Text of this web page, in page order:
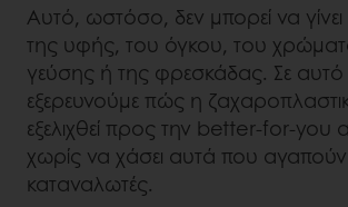
Αυτό, ωστόσο, δεν μπορεί να
της υφής, του όγκου, του
γεύσης ή της φρεσκάδας. Σε
εξερευνούμε πώς η
εξελιχθεί προς την better-for-you
χωρίς να χάσει αυτά που αγαπούν
καταναλωτές.